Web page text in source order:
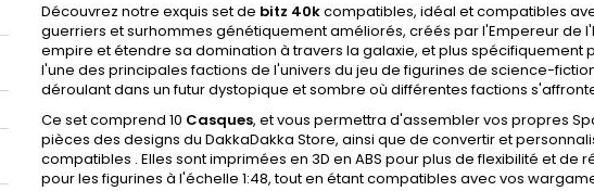
Découvrez notre exquis set de bitz 40kcompatibles, idéal et compatibles
guerriers et surhommes génétiquement améliorés, créés par l'Empereur de
empire et étendre sa domination à travers la galaxie, et plus spécifiquement
l'une des principales factions de l'univers du jeu de figurines de science-
déroulant dans un futur dystopique et sombre où différentes factions
Ce set comprend 10 Casques, et vous permettra d'assembler vos propres
pièces des designs du DakkaDakka Store, ainsi que de convertir et
compatibles . Elles sont imprimées en 3D en ABS pour plus de flexibilité et
pour les figurines à l'échelle 1:48, tout en étant compatibles avec vos